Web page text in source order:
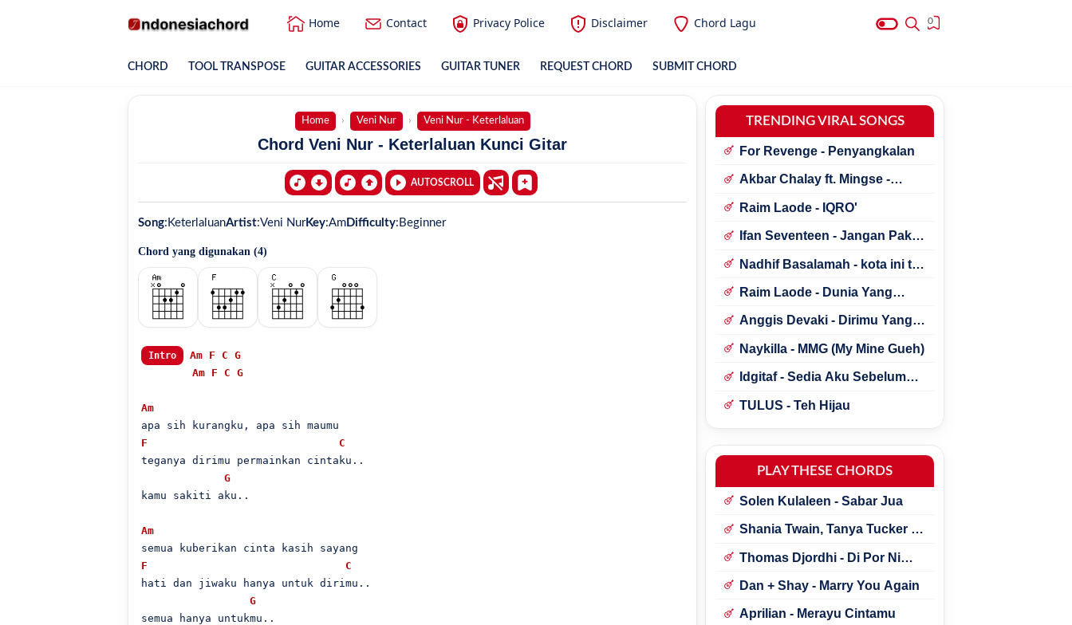
Home Contact Privacy Police Disclaimer Chord Lagu 0
CHORD TOOL TRANSPOSE GUITAR ACCESSORIES GUITAR TUNER REQUEST CHORD SUBMIT CHORD
Home Veni Nur Veni Nur - Keterlaluan
Chord Veni Nur - Keterlaluan Kunci Gitar
AUTOSCROLL
Song: KeterlaluanArtist:Veni NurKey:Am Difficulty: Beginner
Chord yang digunakan (4)
Intro Am F C G
Am F C G
Am
F
C
teganya dirimu permainkan cintaku..
G
kamu sakiti aku..
Am
F
C
hati dan jiwaku hanya untuk dirimu..
G
semua hanya untukmu..
TRENDING VIRAL SONGS
For Revenge - Penyangkalan
Akbar Chalay ft. Mingse -
Raim Laode - IQRO'
Ifan Seventeen - Jangan Paksa
Nadhif Basalamah - kota ini tak
Raim Laode - Dunia Yang
Anggis Devaki - Dirimu Yang
Naykilla - MMG (My Mine Gueh)
Idgitaf - Sedia Aku Sebelum
TULUS - Teh Hijau
PLAY THESE CHORDS
Solen Kulaleen - Sabar Jua
Shania Twain, Tanya Tucker -
Thomas Djordhi - Di Por Ni
Dan + Shay - Marry You Again
Aprilian - Merayu Cintamu